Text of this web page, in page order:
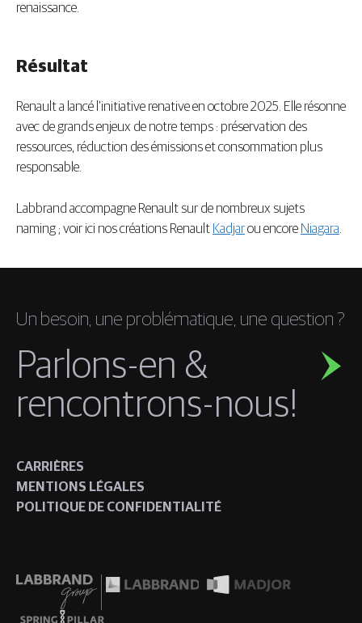
renaissance.
Résultat
Renault a lancé l’initiative renative en octobre 2025. Elle résonne
avec de grands enjeux de notre temps : préservation des
ressources, réduction des émissions et consommation plus
responsable.
Labbrand accompagne Renault sur de nombreux sujets
naming ; voir ici nos créations Renault Kadjarou encore Niagara.
Un besoin, une problématique, une question ?
Parlons-en &
rencontrons-nous!
CARRIÈRES
MENTIONS LÉGALES
POLITIQUE DE CONFIDENTIALITÉ